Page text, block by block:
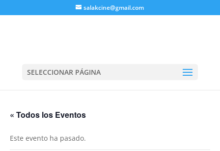
salakcine@gmail.com
SELECCIONAR PÁGINA
« Todos los Eventos
Este evento ha pasado.